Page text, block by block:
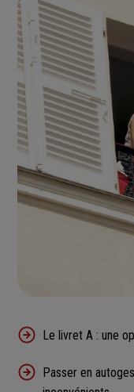
Le livret A : une
Passer en